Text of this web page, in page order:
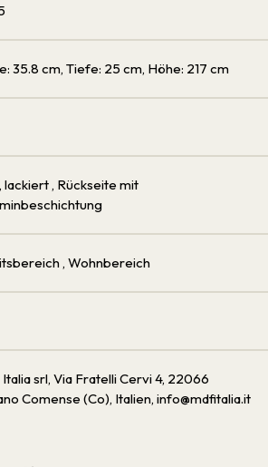
35.8 cm, Tiefe: 25 cm, Höhe: 217 cm
lackiert , Rückseite mit
, Wohnbereich
srl, Via Fratelli Cervi 4, 22066
Comense (Co), Italien, info@mdfitalia.it